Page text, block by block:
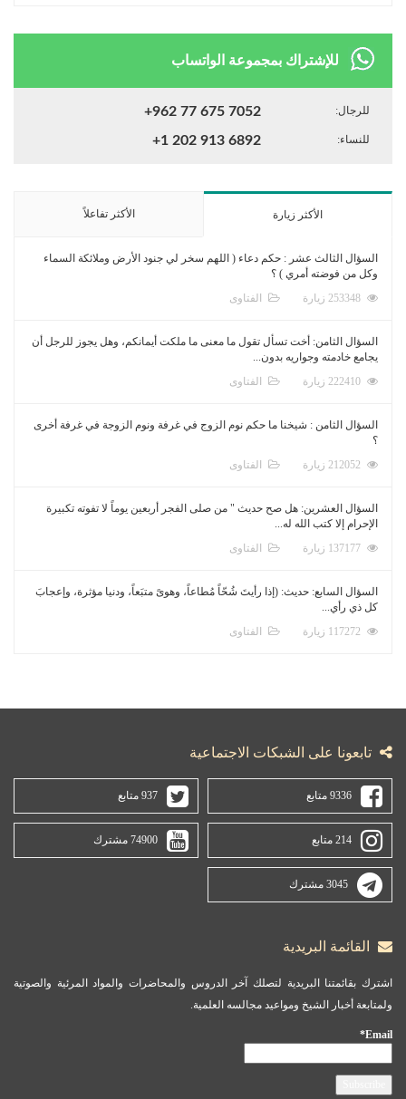
للإشتراك بمجموعة الواتساب
للرجال: +962 77 675 7052
للنساء: +1 202 913 6892
الأكثر زيارة الأكثر تفاعلاً
السؤال الثالث عشر : حكم دعاء ( اللهم سخر لي جنود الأرض وملائكة السماء
وكل من فوضته أمري ) ؟
الفتاوى
السؤال الثامن: أخت تسأل تقول ما معنى ما ملكت أيمانكم، وهل يجوز للرجل أن
يجامع خادمته وجواريه بدون...
الفتاوى
السؤال الثامن : شيخنا ما حكم نوم الزوج في غرفة ونوم الزوجة في غرفة أخرى
؟
الفتاوى
السؤال العشرين: هل صح حديث " من صلى الفجر أربعين يوماً لا تفوته تكبيرة
الإحرام إلا كتب الله له...
الفتاوى
السؤال السابع: حديث: (إذا رأيتَ شُحّاً مُطاعاً، وهوىً متبَعاً، ودنيا مؤثرة، وإعجابَ
كل ذي رأي...
الفتاوى
تابعونا على الشبكات الاجتماعية
9336 متابع 937 متابع
214 متابع 74900 مشترك
3045 مشترك
القائمة البريدية
اشترك بقائمتنا البريدية لتصلك آخر الدروس والمحاضرات والمواد المرئية والصوتية
ولمتابعة أخبار الشيخ ومواعيد مجالسه العلمية.
Email*